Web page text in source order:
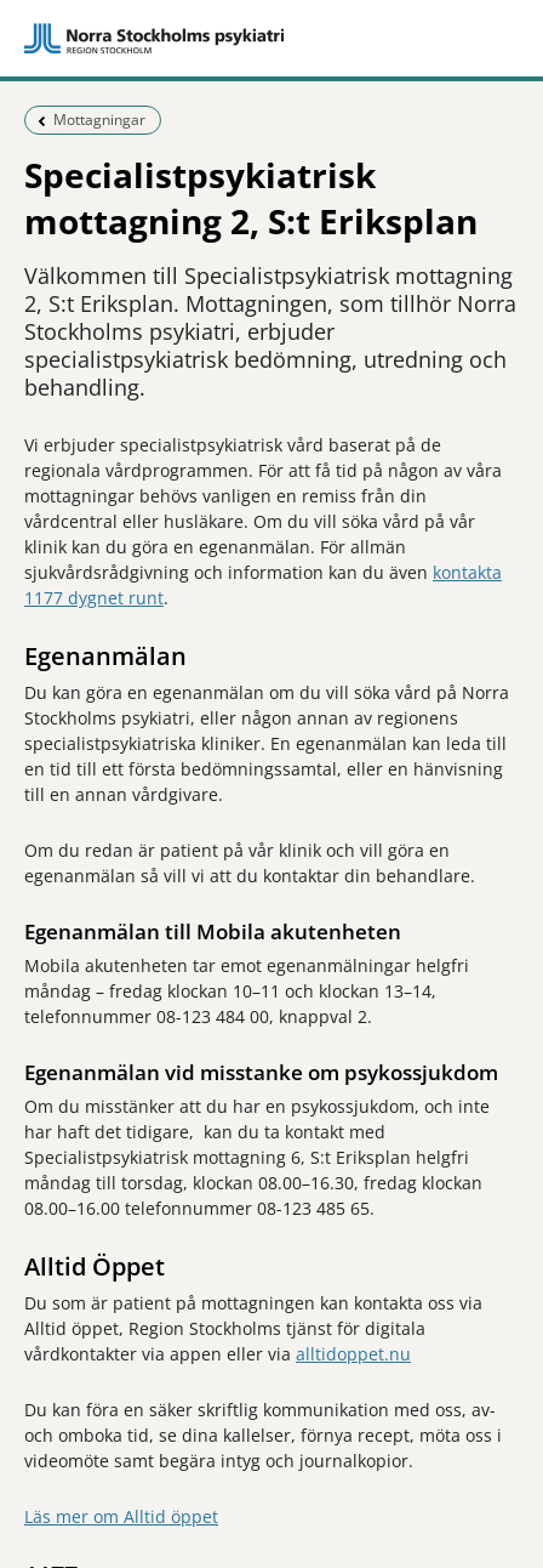
Föregående sida:
Mottagningar
Specialistpsykiatrisk
mottagning 2, S:t Eriksplan
Välkommen till Specialistpsykiatrisk mottagning
2, S:t Eriksplan. Mottagningen, som tillhör Norra
Stockholms psykiatri, erbjuder
specialistpsykiatrisk bedömning, utredning och
behandling.
Vi erbjuder specialistpsykiatrisk vård baserat på de
regionala vårdprogrammen. För att få tid på någon av våra
mottagningar behövs vanligen en remiss från din
vårdcentral eller husläkare. Om du vill söka vård på vår
klinik kan du göra en egenanmälan. För allmän
sjukvårdsrådgivning och information kan du även kontakta
1177 dygnet runt.
Egenanmälan
Du kan göra en egenanmälan om du vill söka vård på Norra
Stockholms psykiatri, eller någon annan av regionens
specialistpsykiatriska kliniker. En egenanmälan kan leda till
en tid till ett första bedömningssamtal, eller en hänvisning
till en annan vårdgivare.
Om du redan är patient på vår klinik och vill göra en
egenanmälan så vill vi att du kontaktar din behandlare.
Egenanmälan till Mobila akutenheten
Mobila akutenheten tar emot egenanmälningar helgfri
måndag – fredag klockan 10–11 och klockan 13–14,
telefonnummer 08-123 484 00, knappval 2.
Egenanmälan vid misstanke om psykossjukdom
Om du misstänker att du har en psykossjukdom, och inte
har haft det tidigare, kan du ta kontakt med
Specialistpsykiatrisk mottagning 6, S:t Eriksplan helgfri
måndag till torsdag, klockan 08.00–16.30, fredag klockan
08.00–16.00 telefonnummer 08-123 485 65.
Alltid Öppet
Du som är patient på mottagningen kan kontakta oss via
Alltid öppet, Region Stockholms tjänst för digitala
vårdkontakter via appen eller via alltidoppet.nu
Du kan föra en säker skriftlig kommunikation med oss, av-
och omboka tid, se dina kallelser, förnya recept, möta oss i
videomöte samt begära intyg och journalkopior.
Läs mer om Alltid öppet